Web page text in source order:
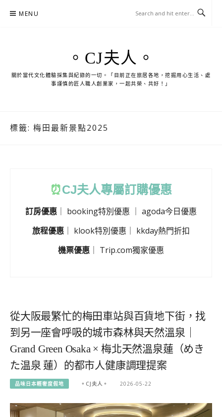
MENU
。CJ夫人。
關於當代文化體驗採集與紀錄的一切。「目前正在旅居各地，挖掘用心生活、處
事謹慎的匠人職人創業家，一起共榮、共好！」
標籤: 梅田最新景點2025
⏰CJ夫人專屬訂購優惠
訂房優惠 booking特別優惠
agoda今日優惠
旅程優惠
klook特別優惠
kkday熱門折扣
機票優惠
Trip.com獨家優惠
從大阪最繁忙的梅田車站與百貨地下街，找
到另一座會呼吸的城市森林與天然溫泉｜
Grand Green Osaka × 梅北天然溫泉蓮（めき
た温泉 蓮）的都市人健康調理提案
品味日本輕奢度假地 。CJ夫人。 2026-05-22